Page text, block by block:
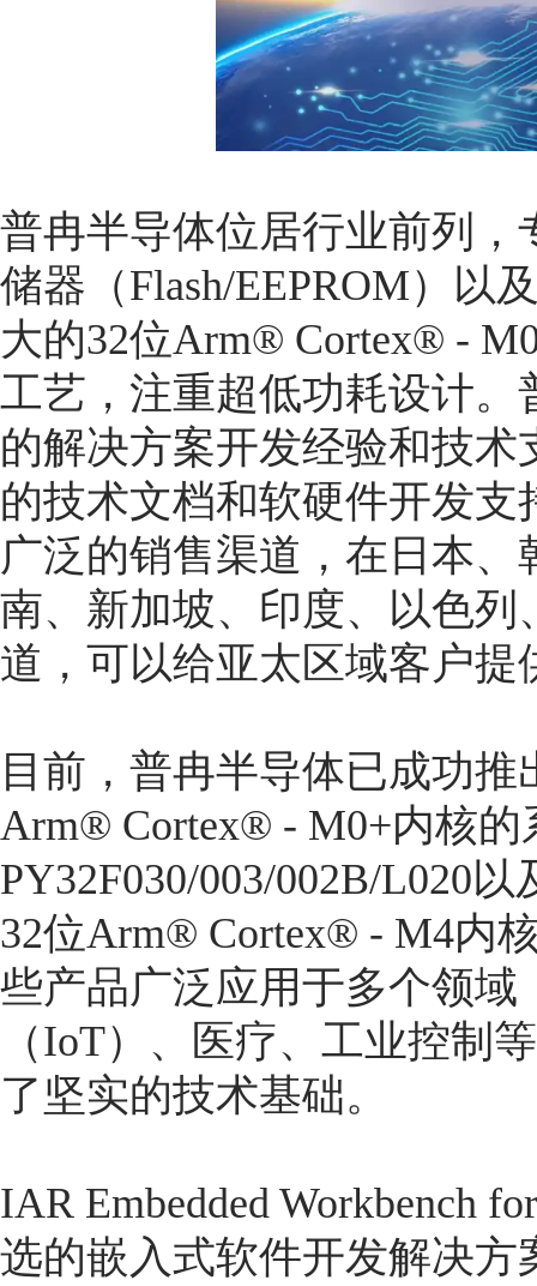
普冉半导体位居行业前列
储器（Flash/EEPROM）以
大的32位Arm® Cortex® -
工艺，注重超低功耗设计
的解决方案开发经验和技
的技术文档和软硬件开发
广泛的销售渠道，在日本
南、新加坡、印度、以色
道，可以给亚太区域客户提
目前，普冉半导体已成功
Arm® Cortex® - M0+内核的
PY32F030/003/002B/L020
32位Arm® Cortex® - M4内
些产品广泛应用于多个领
（IoT）、医疗、工业控制
了坚实的技术基础。
IAR Embedded Workbench
选的嵌入式软件开发解决